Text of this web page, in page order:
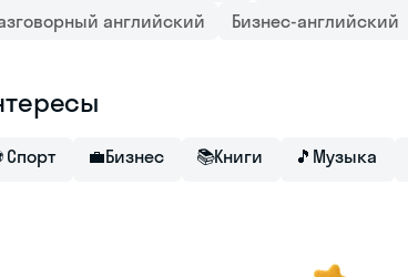
английский
Бизнес-английский
Спорт 💼Бизнес 📚Книги 🎵 Музыка